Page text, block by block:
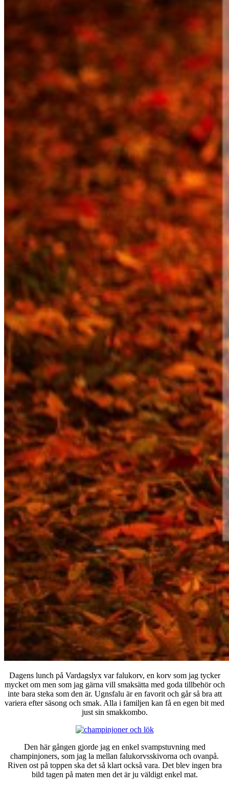
Dagens lunch på Vardagslyx var falukorv, en korv som jag tycker
mycket om men som jag gärna vill smaksätta med goda tillbehör och
inte bara steka som den är. Ugnsfalu är en favorit och går så bra att
variera efter säsong och smak. Alla i familjen kan få en egen bit med
just sin smakkombo.
Den här gången gjorde jag en enkel svampstuvning med
champinjoners, som jag la mellan falukorvsskivorna och ovanpå.
Riven ost på toppen ska det så klart också vara. Det blev ingen bra
bild tagen på maten men det är ju väldigt enkel mat.